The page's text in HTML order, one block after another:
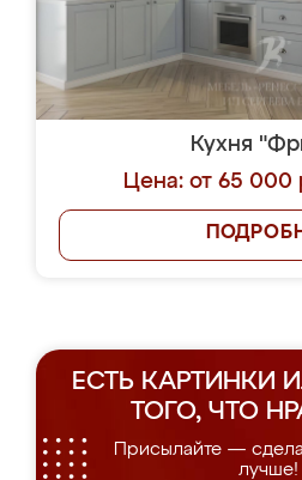
Кухня
Цена: от 65 000
ЕСТЬ КАРТИНКИ
ТОГО, ЧТО
Присылайте —
лучше!